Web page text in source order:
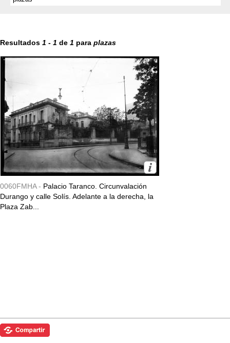
Resultados 1 - 1 de 1 para plazas
0060FMHA - Palacio Taranco. Circunvalación
Durango y calle Solís. Adelante a la derecha, la
Plaza Zab...